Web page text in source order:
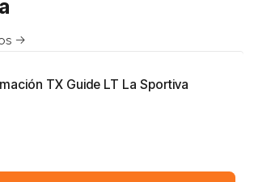
TX Guide LT La Sportiva